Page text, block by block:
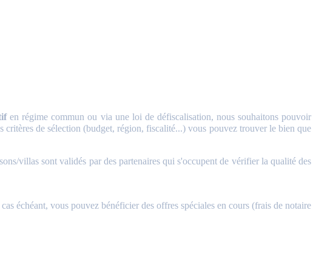
en régime commun ou via une loi de défiscalisation, nous souhaitons pouvoir
de sélection (budget, région, fiscalité...) vous pouvez trouver le bien que
villas sont validés par des partenaires qui s'occupent de vérifier la qualité des
échéant, vous pouvez bénéficier des offres spéciales en cours (frais de notaire